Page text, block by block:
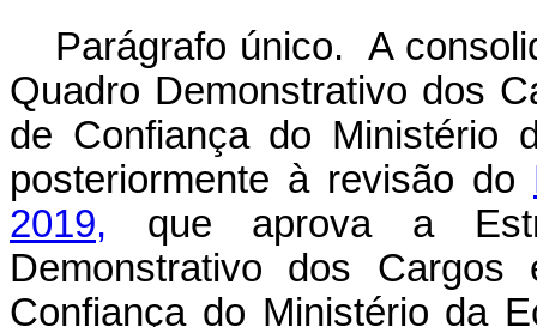
Parágrafo único. A
Quadro Demonstrativo dos
de Confiança do Ministério
posteriormente à revisão do
2019, que aprova a
Demonstrativo dos
Confiança do Ministério